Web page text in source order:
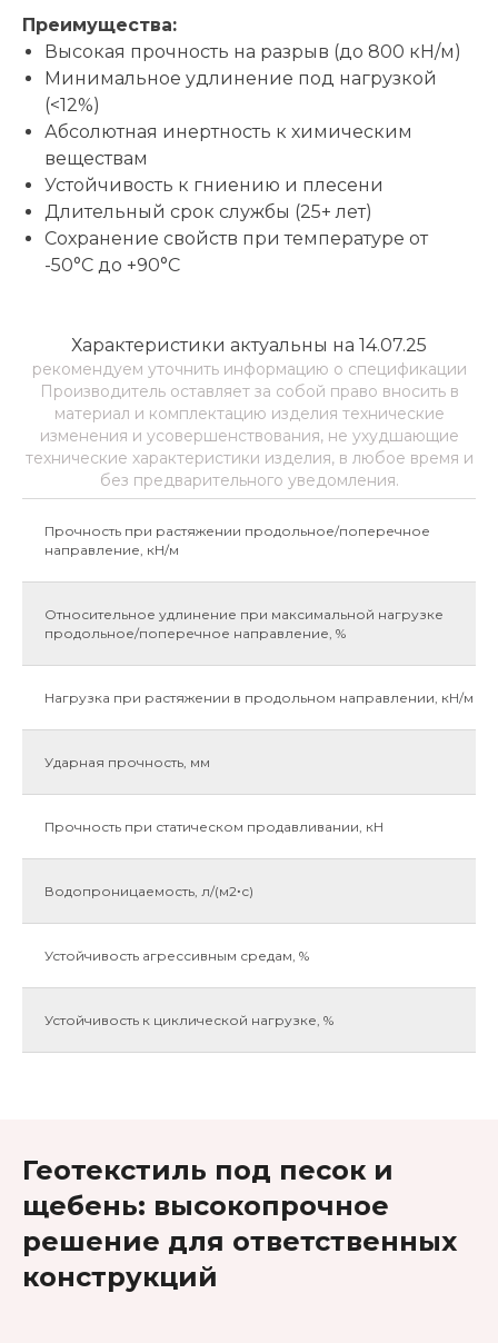
Преимущества:
Высокая прочность на разрыв (до 800 кН/м)
Минимальное удлинение под нагрузкой
(<12%)
Абсолютная инертность к химическим
веществам
Устойчивость к гниению и плесени
Длительный срок службы (25+ лет)
Сохранение свойств при температуре от
-50°C до +90°C
Характеристики актуальны на 14.07.25
рекомендуем уточнить информацию о спецификации
Производитель оставляет за собой право вносить в
материал и комплектацию изделия технические
изменения и усовершенствования, не ухудшающие
технические характеристики изделия, в любое время и
без предварительного уведомления.
Прочность при растяжении продольное/поперечное
направление, кН/м
Относительное удлинение при максимальной нагрузке
продольное/поперечное направление, %
Нагрузка при растяжении в продольном направлении, кН/м
Ударная прочность, мм
Прочность при статическом продавливании, кН
Водопроницаемость, л/(м2ꞏс)
Устойчивость агрессивным средам, %
Устойчивость к циклической нагрузке, %
Геотекстиль под песок и
щебень: высокопрочное
решение для ответственных
конструкций